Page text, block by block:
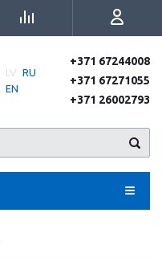
LV RU
EN
+371 67244008
+371 67271055
+371 26002793